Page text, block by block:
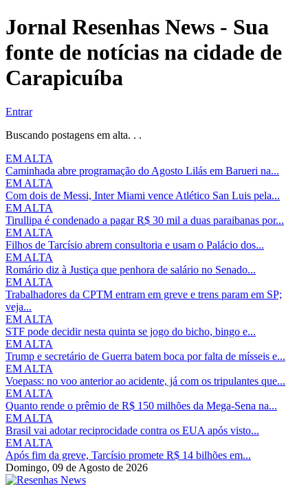
Jornal Resenhas News - Sua
fonte de notícias na cidade de
Carapicuíba
Entrar
Buscando postagens em alta. . .
EM ALTA
Caminhada abre programação do Agosto Lilás em Barueri na...
EM ALTA
Com dois de Messi, Inter Miami vence Atlético San Luis pela...
EM ALTA
Tirullipa é condenado a pagar R$ 30 mil a duas paraibanas por...
EM ALTA
Filhos de Tarcísio abrem consultoria e usam o Palácio dos...
EM ALTA
Romário diz à Justiça que penhora de salário no Senado...
EM ALTA
Trabalhadores da CPTM entram em greve e trens param em SP;
veja...
EM ALTA
STF pode decidir nesta quinta se jogo do bicho, bingo e...
EM ALTA
Trump e secretário de Guerra batem boca por falta de mísseis e...
EM ALTA
Voepass: no voo anterior ao acidente, já com os tripulantes que...
EM ALTA
Quanto rende o prêmio de R$ 150 milhões da Mega-Sena na...
EM ALTA
Brasil vai adotar reciprocidade contra os EUA após visto...
EM ALTA
Após fim da greve, Tarcísio promete R$ 14 bilhões em...
Domingo, 09 de Agosto de 2026